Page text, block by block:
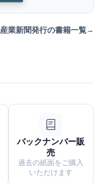
産業新聞発行の書籍一覧
バックナンバー販
売
過去の紙面をご購入
いただけます